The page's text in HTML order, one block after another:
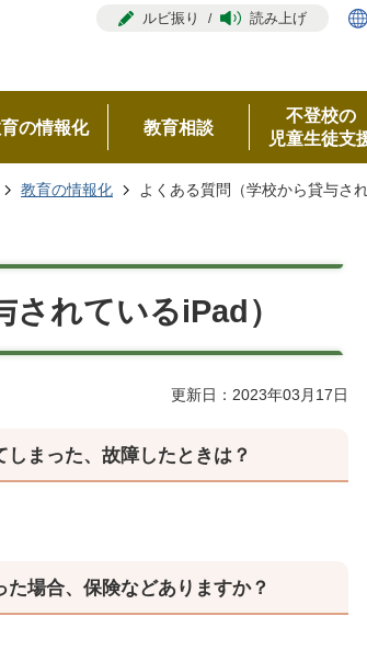
ルビ振り 読み上げ
の情報化 教育相談
不登校の
児童生徒支
教育の情報化 よくある質問（学校から貸与さ
れているiPad）
更新日：2023年03月17日
まった、故障したときは？
場合、保険などありますか？